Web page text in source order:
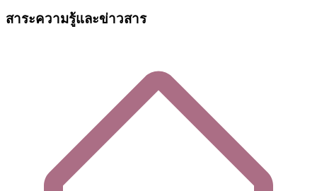
สาระความรู้และข่าวสาร